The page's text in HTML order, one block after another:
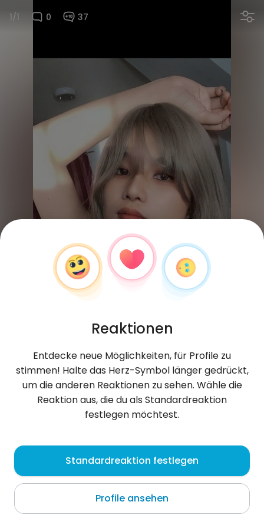
1/1 0 37
Aathenaq , 27
Luxembourg
Über mich
Reaktionen
Entdecke neue Möglichkeiten, für Profile zu
stimmen! Halte das Herz-Symbol länger gedrückt,
um die anderen Reaktionen zu sehen. Wähle die
Reaktion aus, die du als Standardreaktion
festlegen möchtest.
Standardreaktion festlegen
Profile ansehen